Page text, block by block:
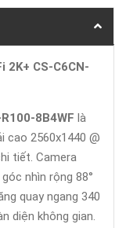
2K+ CS-C6CN-
8B4WF là
cao 2560x1440 @
tiết. Camera
nhìn rộng 88°
quay ngang 340
diện không gian.